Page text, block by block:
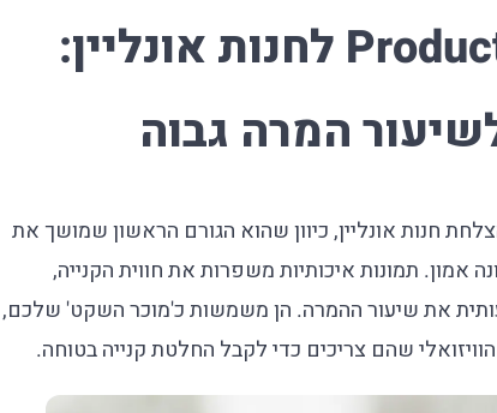
Product Photography לחנות אונליין:
המרה גבוה
חנות אונליין, כיוון שהוא הגורם הראשון שמושך את
אמון. תמונות איכותיות משפרות את חווית הקנייה,
את שיעור ההמרה. הן משמשות כ'מוכר השקט' שלכם,
שהם צריכים כדי לקבל החלטת קנייה בטוחה.